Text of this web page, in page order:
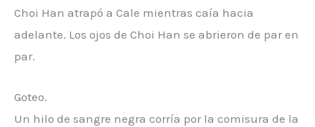
Choi Han atrapó a Cale mientras caía hacia
adelante. Los ojos de Choi Han se abrieron de par en
par.
Goteo.
Un hilo de sangre negra corría por la comisura de la